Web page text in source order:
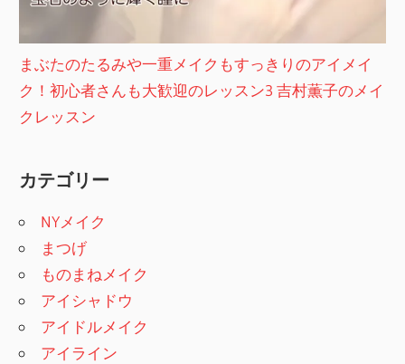
まぶたのたるみや一重メイクもすっきりのアイメイ
ク！初心者さんも大歓迎のレッスン3 吉村薫子のメイ
クレッスン
カテゴリー
NYメイク
まつげ
ものまねメイク
アイシャドウ
アイドルメイク
アイライン